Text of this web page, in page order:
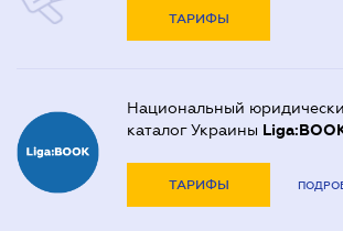
ТАРИФЫ
Национальный
каталог Украины
ТАРИФЫ